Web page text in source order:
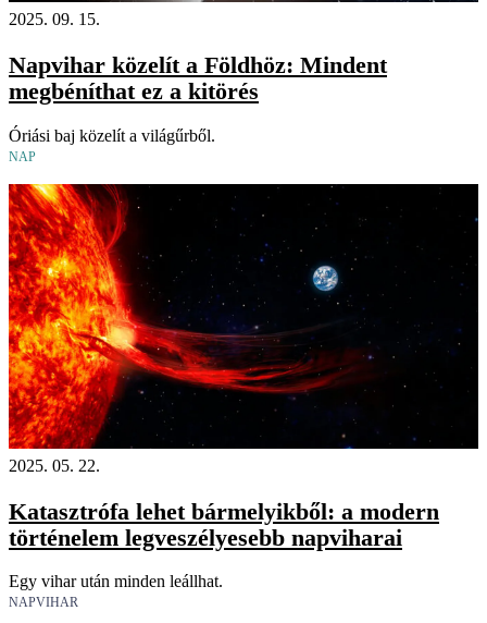
2025. 09. 15.
Napvihar közelít a Földhöz: Mindent
megbéníthat ez a kitörés
Óriási baj közelít a világűrből.
NAP
2025. 05. 22.
Katasztrófa lehet bármelyikből: a modern
történelem legveszélyesebb napviharai
Egy vihar után minden leállhat.
NAPVIHAR